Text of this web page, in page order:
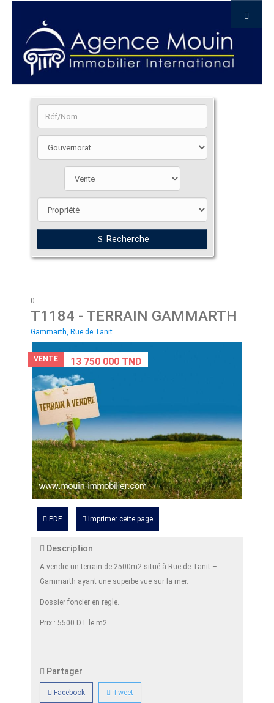
Recherche
0
T1184 - TERRAIN GAMMARTH
Gammarth, Rue de Tanit
VENTE 13 750 000 TND
PDF Imprimer cette page
Description
A vendre un terrain de 2500m2 situé à Rue de Tanit –
Gammarth ayant une superbe vue sur la mer.
Dossier foncier en regle.
Prix : 5500 DT le m2
Partager
Facebook Tweet